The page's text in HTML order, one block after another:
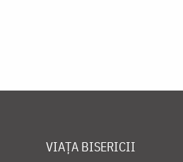
VIAȚA BISERICII